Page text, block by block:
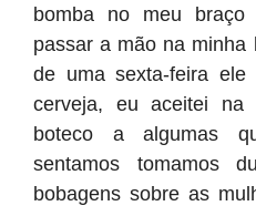
bomba no meu
passar a mão na
de uma sexta-feira
cerveja, eu aceitei na
boteco a algumas
sentamos tomamos
bobagens sobre as